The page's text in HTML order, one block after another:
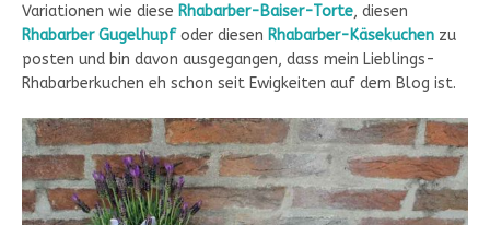
Variationen wie diese Rhabarber-Baiser-Torte, diesen
Rhabarber Gugelhupfoder diesen Rhabarber-Käsekuchen zu
posten und bin davon ausgegangen, dass mein Lieblings-
Rhabarberkuchen eh schon seit Ewigkeiten auf dem Blog ist.